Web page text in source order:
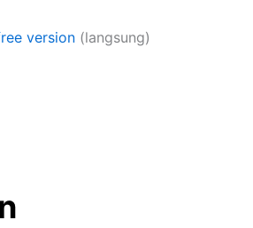
version (langsung)